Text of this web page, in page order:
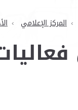
المركز الإعلامي